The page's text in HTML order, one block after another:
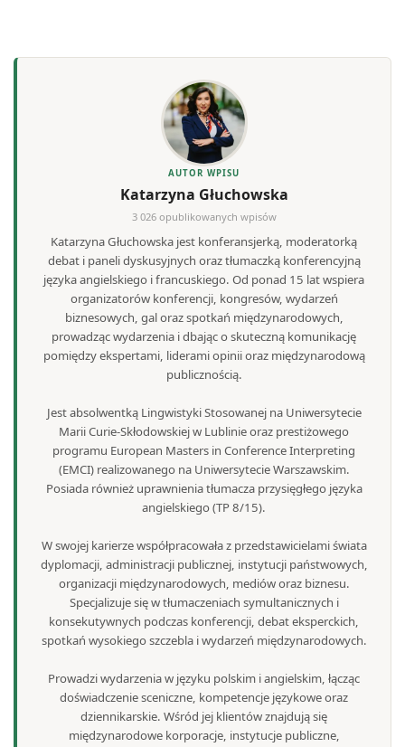
AUTOR WPISU
Katarzyna Głuchowska
3 026 opublikowanych wpisów
Katarzyna Głuchowska jest konferansjerką, moderatorką
debat i paneli dyskusyjnych oraz tłumaczką konferencyjną
języka angielskiego i francuskiego. Od ponad 15 lat wspiera
organizatorów konferencji, kongresów, wydarzeń
biznesowych, gal oraz spotkań międzynarodowych,
prowadząc wydarzenia i dbając o skuteczną komunikację
pomiędzy ekspertami, liderami opinii oraz międzynarodową
publicznością.
Jest absolwentką Lingwistyki Stosowanej na Uniwersytecie
Marii Curie-Skłodowskiej w Lublinie oraz prestiżowego
programu European Masters in Conference Interpreting
(EMCI) realizowanego na Uniwersytecie Warszawskim.
Posiada również uprawnienia tłumacza przysięgłego języka
angielskiego (TP 8/15).
W swojej karierze współpracowała z przedstawicielami świata
dyplomacji, administracji publicznej, instytucji państwowych,
organizacji międzynarodowych, mediów oraz biznesu.
Specjalizuje się w tłumaczeniach symultanicznych i
konsekutywnych podczas konferencji, debat eksperckich,
spotkań wysokiego szczebla i wydarzeń międzynarodowych.
Prowadzi wydarzenia w języku polskim i angielskim, łącząc
doświadczenie sceniczne, kompetencje językowe oraz
dziennikarskie. Wśród jej klientów znajdują się
międzynarodowe korporacje, instytucje publiczne,